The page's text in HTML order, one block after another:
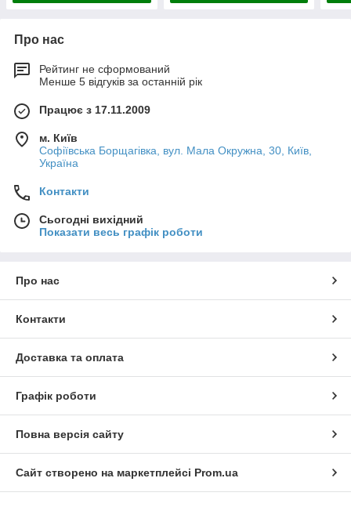
Про нас
Рейтинг не сформований
Менше 5 відгуків за останній рік
Працює з 17.11.2009
м. Київ
Софіївська Борщагівка, вул. Мала Окружна, 30, Київ,
Україна
Контакти
Сьогодні вихідний
Показати весь графік роботи
Про нас
Контакти
Доставка та оплата
Графік роботи
Повна версія сайту
Сайт створено на маркетплейсі Prom.ua